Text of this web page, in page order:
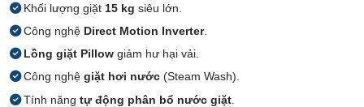
Khối lượng giặt 15 kg siêu lớn.
Công nghệ Direct Motion Inverter.
Lồng giặt Pillowgiảm hư hại vải.
Công nghệ giặt hơi nước(Steam Wash).
Tính năng tự động phân bổ nước giặt.